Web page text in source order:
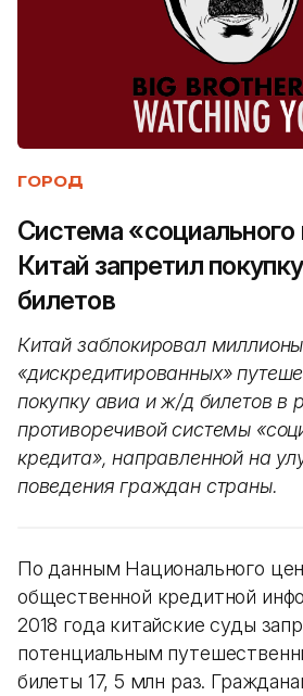
ГОРОД
Система «социального
Китай запретил
билетов
Китай заблокировал миллионы
«дискредитированных»
покупку авиа и ж/д билетов в
противоречивой системы
кредита», направленной на
поведения граждан страны.
По данным Национального
общественной кредитной
2018 года китайские суды
потенциальным
билеты 17, 5 млн раз.